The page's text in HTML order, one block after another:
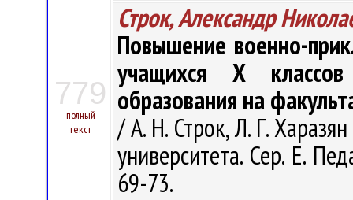
779
полный
текст
Строк, Александр
Повышение военно-
учащихся Х
образования на
/ А. Н. Строк, Л. Г.
университета. Сер. E.
69-73.